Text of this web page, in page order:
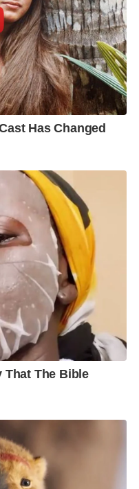
ต่ต้องออกแบบโดย
ทีมจึงมีการทำการบ้าน
ห้แตกต่างจากปีก่อนๆ
the Air” ซึ่งเป็นการ
นมากกว่าเครื่องใช้
ความรู้สึกและ
วิสัยทัศน์ฮาตาริ ที่
ทุกช่วงเวลา ช่วง
”
การเข้าร่วม Bangkok
นการสนับสนุนวงการ
การแลกเปลี่ยน
ทั้งยังนับเป็นอีเวนท์
หม่มากขึ้นทุกปีอีกด้วย
ายแบรนด์และการ
กัด กล่าวเสริมว่า
าริเติบโตจากการเป็น
ใจ วันนี้เรากำลังก้าว
งแบรนด์ใหม่ ให้
ะบริบทของสังคมที่
สะท้อนทิศทางของฮาตา
องเพียงประสิทธิภาพ
ระสบการณ์ อารมณ์